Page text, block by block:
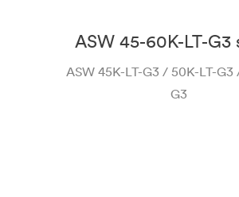
ASW 45-60K-LT-G3
ASW 45K-LT-G3 / 50K-LT-G3
G3